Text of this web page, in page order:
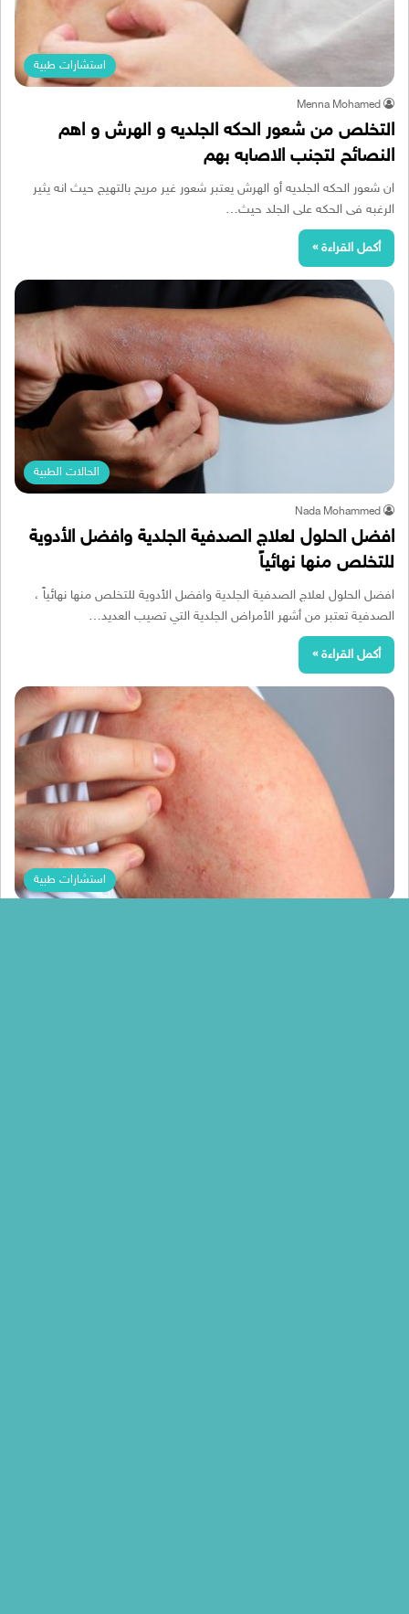
استشارات طبية
Menna Mohamed
التخلص من شعور الحكه الجلديه و الهرش و اهم
النصائح لتجنب الاصابه بهم
ان شعور الحكه الجلديه أو الهرش يعتبر شعور غير مريح بالتهيج حيث انه يثير
الرغبه فى الحكه على الجلد حيث…
أكمل القراءة »
الحالات الطبية
Nada Mohammed
افضل الحلول لعلاج الصدفية الجلدية وافضل الأدوية
للتخلص منها نهائياً
افضل الحلول لعلاج الصدفية الجلدية وافضل الأدوية للتخلص منها نهائياً ،
الصدفية تعتبر من أشهر الأمراض الجلدية التي تصيب العديد…
أكمل القراءة »
استشارات طبية